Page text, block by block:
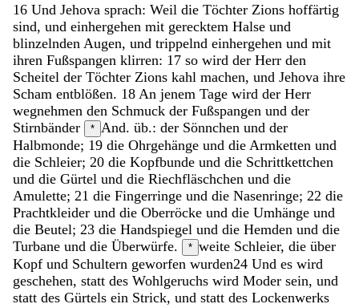
16 Und Jehova sprach: Weil die Töchter Zions hoffärtig
sind, und einhergehen mit gerecktem Halse und
blinzelnden Augen, und trippelnd einhergehen und mit
ihren Fußspangen klirren: 17 so wird der Herr den
Scheitel der Töchter Zions kahl machen, und Jehova ihre
Scham entblößen. 18 An jenem Tage wird der Herr
wegnehmen den Schmuck der Fußspangen und der
Stirnbänder
* And. üb.: der Sönnchen und der
Halbmonde; 19 die Ohrgehänge und die Armketten und
die Schleier; 20 die Kopfbunde und die Schrittkettchen
und die Gürtel und die Riechfläschchen und die
Amulette; 21 die Fingerringe und die Nasenringe; 22 die
Prachtkleider und die Oberröcke und die Umhänge und
die Beutel; 23 die Handspiegel und die Hemden und die
Turbane und die Überwürfe. * weite Schleier, die über
Kopf und Schultern geworfen wurden24 Und es wird
geschehen, statt des Wohlgeruchs wird Moder sein, und
statt des Gürtels ein Strick, und statt des Lockenwerks